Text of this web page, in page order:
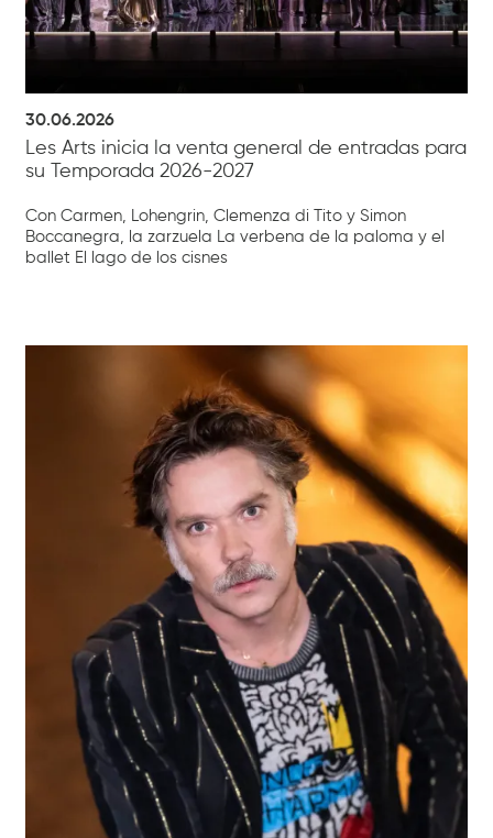
30.06.2026
Les Arts inicia la venta general de entradas para
su Temporada 2026-2027
Con Carmen, Lohengrin, Clemenza di Tito y Simon
Boccanegra, la zarzuela La verbena de la paloma y el
ballet El lago de los cisnes